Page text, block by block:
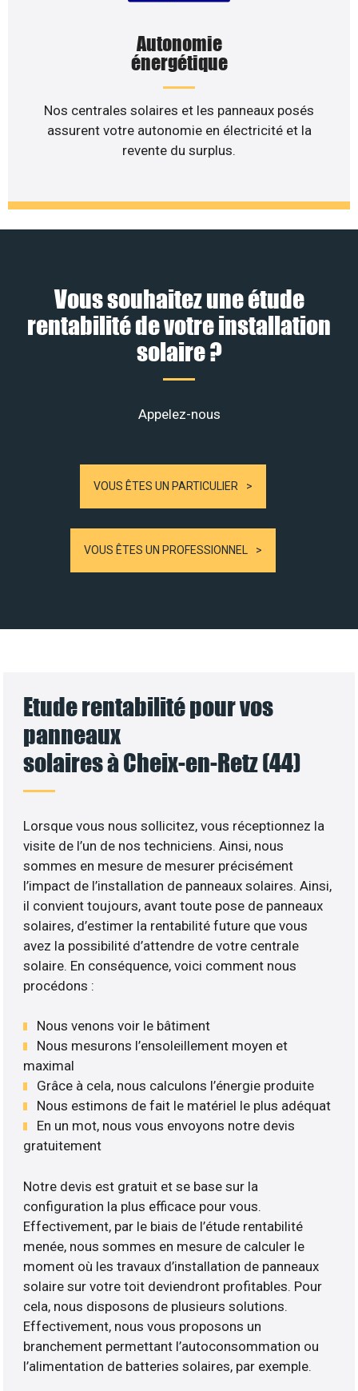
Autonomie
énergétique
Nos centrales solaires et les panneaux posés
assurent votre autonomie en électricité et la
revente du surplus.
Vous souhaitez une étude
rentabilité de votre installation
solaire ?
Appelez-nous
VOUS ÊTES UN PARTICULIER
VOUS ÊTES UN PROFESSIONNEL
Etude rentabilité pour vos
panneaux
solaires à Cheix-en-Retz (44)
Lorsque vous nous sollicitez, vous réceptionnez la
visite de l’un de nos techniciens. Ainsi, nous
sommes en mesure de mesurer précisément
l’impact de l’installation de panneaux solaires. Ainsi,
il convient toujours, avant toute pose de panneaux
solaires, d’estimer la rentabilité future que vous
avez la possibilité d’attendre de votre centrale
solaire. En conséquence, voici comment nous
procédons :
Nous venons voir le bâtiment
Nous mesurons l’ensoleillement moyen et
maximal
Grâce à cela, nous calculons l’énergie produite
Nous estimons de fait le matériel le plus adéquat
En un mot, nous vous envoyons notre devis
gratuitement
Notre devis est gratuit et se base sur la
configuration la plus efficace pour vous.
Effectivement, par le biais de l’étude rentabilité
menée, nous sommes en mesure de calculer le
moment où les travaux d’installation de panneaux
solaire sur votre toit deviendront profitables. Pour
cela, nous disposons de plusieurs solutions.
Effectivement, nous vous proposons un
branchement permettant l’autoconsommation ou
l’alimentation de batteries solaires, par exemple.